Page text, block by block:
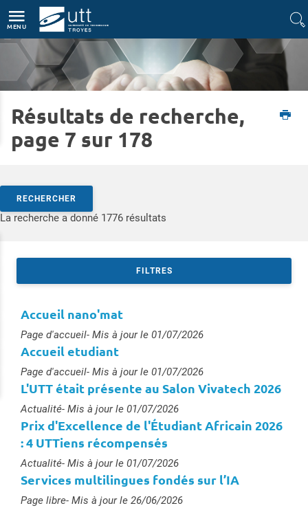
MENU
Accueil Formations
Formation continue
Financement de la formation continue
Résultats de recherche,
page 7 sur 178
Rechercher par mots-clés
RECHERCHER
La recherche a donné 1776 résultats
FILTRES
Accueil nano'mat
Type :
Page d'accueil- Mis à jour le 01/07/2026
Accueil etudiant
Type :
Page d'accueil- Mis à jour le 01/07/2026
L'UTT était présente au Salon Vivatech 2026
Type :
Actualité- Mis à jour le 01/07/2026
Prix d'Excellence de l'Étudiant Africain 2026
: 4 UTTiens récompensés
Type :
Actualité- Mis à jour le 01/07/2026
Services multilingues fondés sur l’IA
Type :
Page libre- Mis à jour le 26/06/2026